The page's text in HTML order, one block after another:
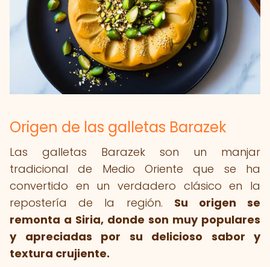
Origen de las galletas Barazek
Las galletas Barazek son un manjar
tradicional de Medio Oriente que se ha
convertido en un verdadero clásico en la
repostería de la región. Su origen se
remonta a Siria, donde son muy populares
y apreciadas por su delicioso sabor y
textura crujiente.